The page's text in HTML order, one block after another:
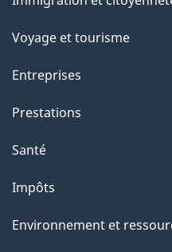
a
g
"
sujets
Voyage et tourisme
Entreprises
Prestations
Santé
Impôts
Environnement et